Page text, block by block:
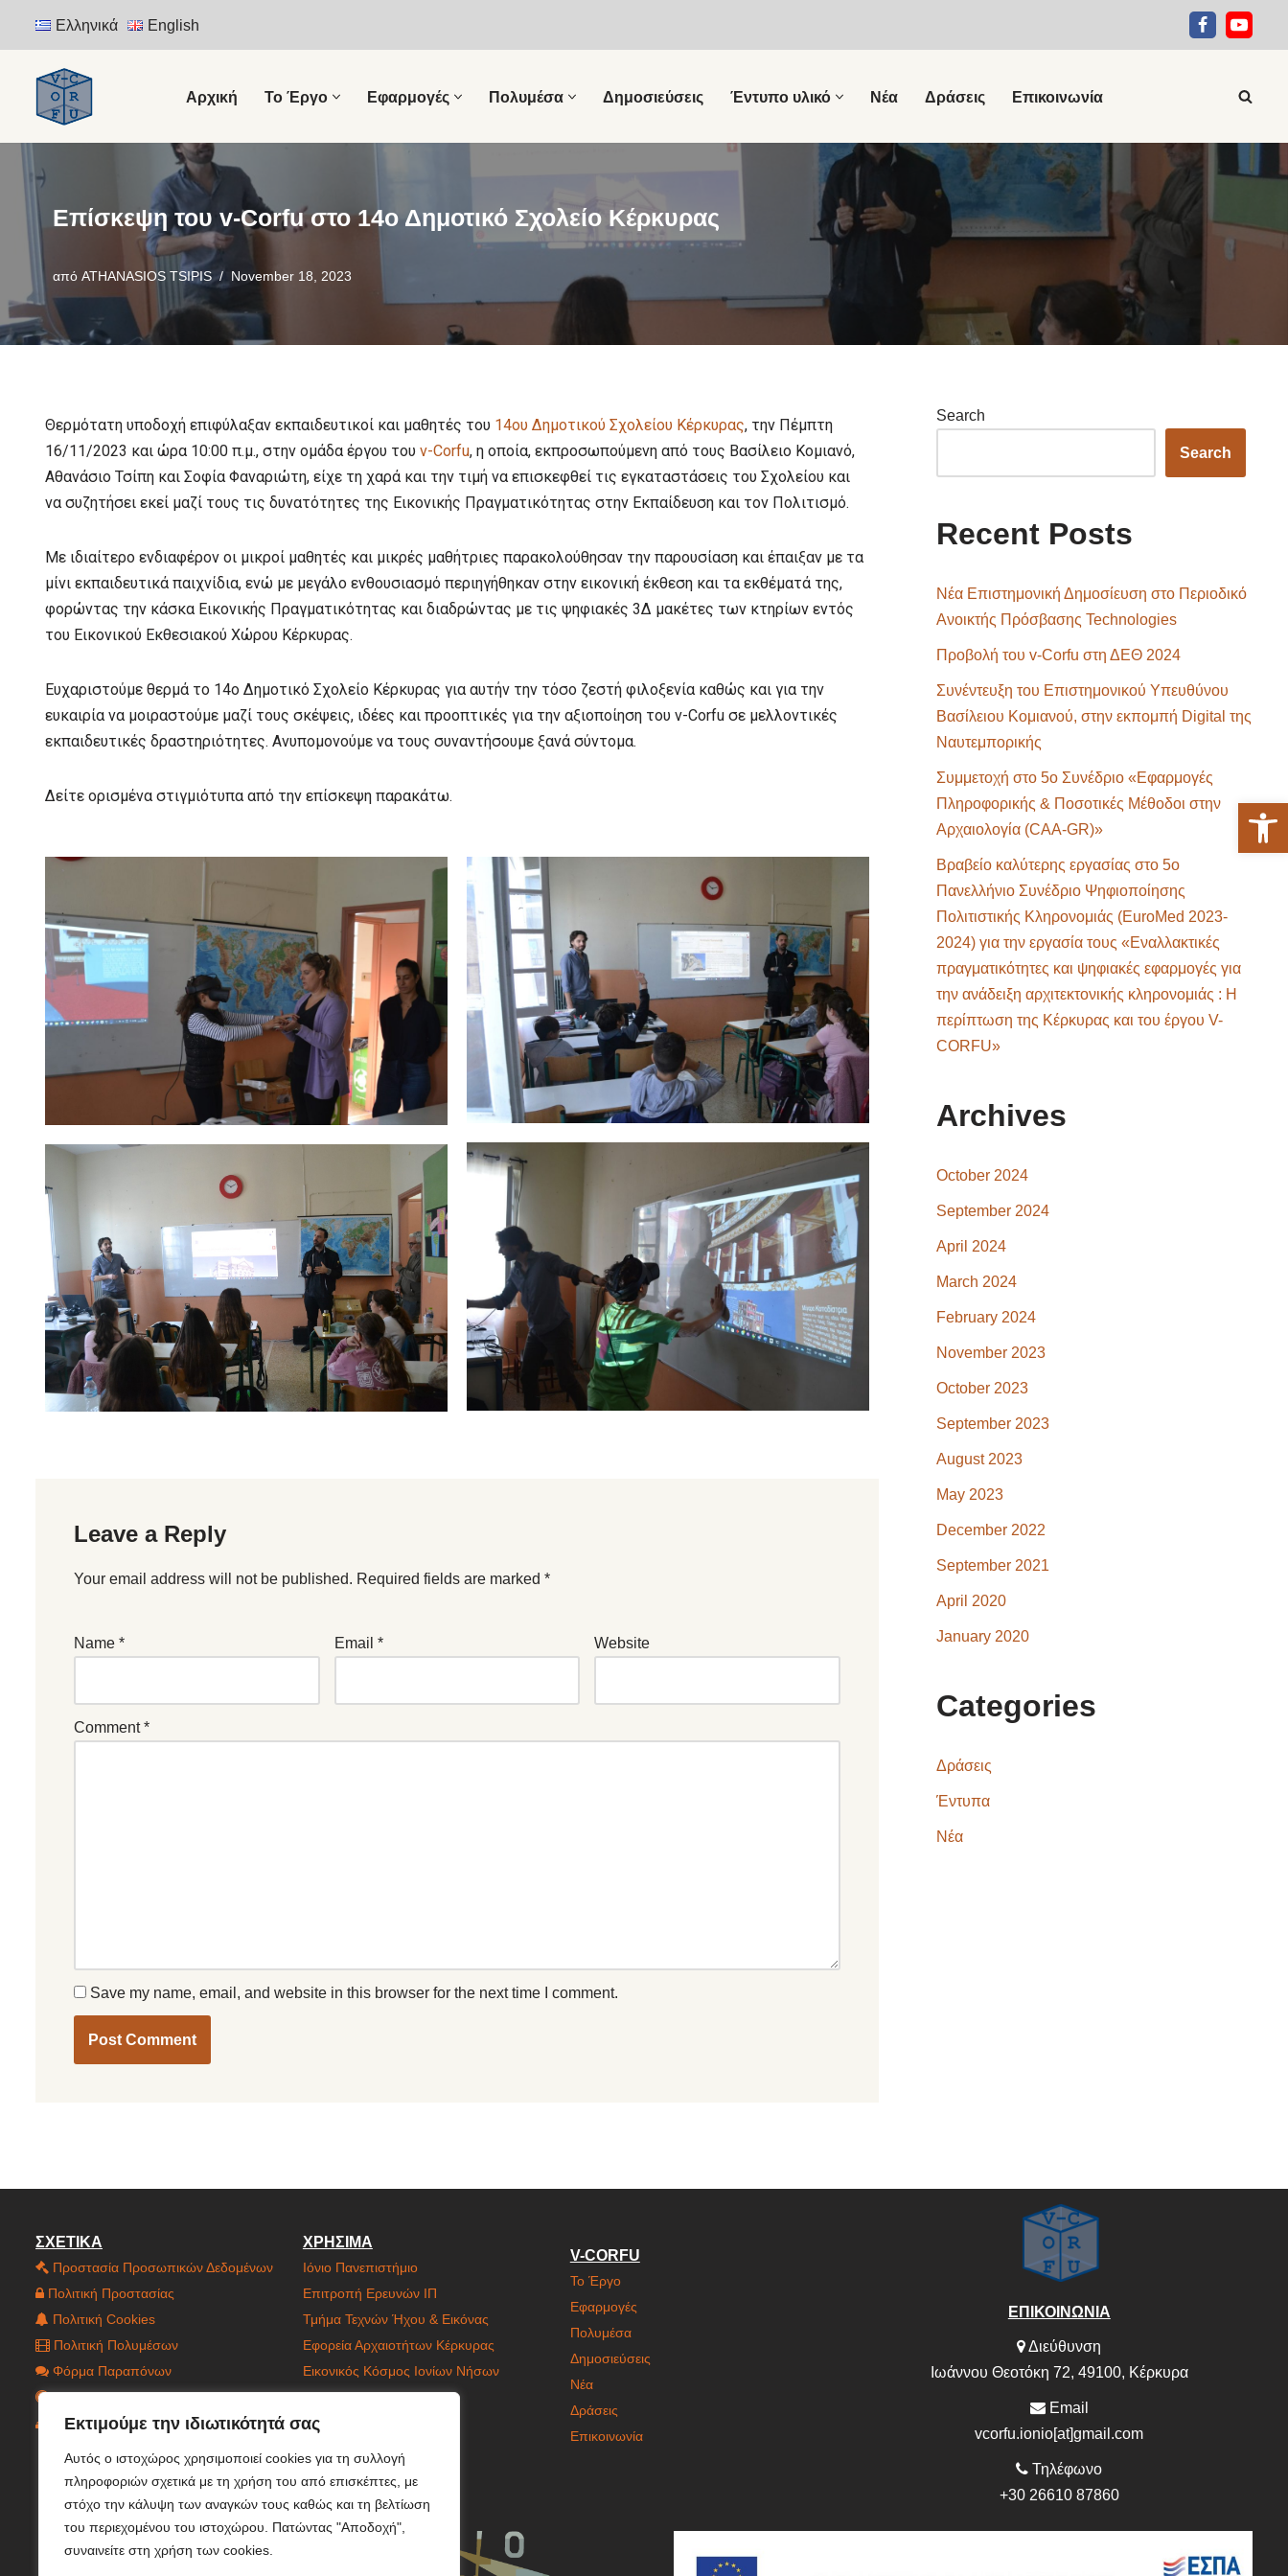
Εκτιμούμε την ιδιωτικότητά σας
Αυτός ο ιστοχώρος χρησιμοποιεί cookies για τη συλλογή
πληροφοριών σχετικά με τη χρήση του από επισκέπτες, με
στόχο την κάλυψη των αναγκών τους καθώς και τη βελτίωση
του περιεχομένου του ιστοχώρου. Πατώντας "Αποδοχή",
συναινείτε στη χρήση των cookies.
Μεταπηδήστε
στο
περιεχόμενο
Ελληνικά English
Αρχική Το Έργο Εφαρμογές Πολυμέσα Δημοσιεύσεις Έντυπο υλικό Νέα Δράσεις Επικοινωνία
Επίσκεψη του v-Corfu στο 14ο Δημοτικό Σχολείο Κέρκυρας
από ATHANASIOS TSIPIS November 18, 2023
Θερμότατη υποδοχή επιφύλαξαν εκπαιδευτικοί και μαθητές του 14ου Δημοτικού Σχολείου Κέρκυρας, την Πέμπτη
16/11/2023 και ώρα 10:00 π.μ., στην ομάδα έργου του v-Corfu, η οποία, εκπροσωπούμενη από τους Βασίλειο Κομιανό,
Αθανάσιο Τσίπη και Σοφία Φαναριώτη, είχε τη χαρά και την τιμή να επισκεφθεί τις εγκαταστάσεις του Σχολείου και
να συζητήσει εκεί μαζί τους τις δυνατότητες της Εικονικής Πραγματικότητας στην Εκπαίδευση και τον Πολιτισμό.
Με ιδιαίτερο ενδιαφέρον οι μικροί μαθητές και μικρές μαθήτριες παρακολούθησαν την παρουσίαση και έπαιξαν με τα
μίνι εκπαιδευτικά παιχνίδια, ενώ με μεγάλο ενθουσιασμό περιηγήθηκαν στην εικονική έκθεση και τα εκθέματά της,
φορώντας την κάσκα Εικονικής Πραγματικότητας και διαδρώντας με τις ψηφιακές 3Δ μακέτες των κτηρίων εντός
του Εικονικού Εκθεσιακού Χώρου Κέρκυρας.
Ευχαριστούμε θερμά το 14ο Δημοτικό Σχολείο Κέρκυρας για αυτήν την τόσο ζεστή φιλοξενία καθώς και για την
ευκαιρία να μοιραστούμε μαζί τους σκέψεις, ιδέες και προοπτικές για την αξιοποίηση του v-Corfu σε μελλοντικές
εκπαιδευτικές δραστηριότητες. Ανυπομονούμε να τους συναντήσουμε ξανά σύντομα.
Δείτε ορισμένα στιγμιότυπα από την επίσκεψη παρακάτω.
Leave a Reply
Your email address will not be published. Required fields are marked *
Name * Email * Website
Comment*
Save my name, email, and website in this browser for the next time I comment.
Search
Search
Recent Posts
Νέα Επιστημονική Δημοσίευση στο Περιοδικό
Ανοικτής Πρόσβασης Technologies
Προβολή του v-Corfu στη ΔΕΘ 2024
Συνέντευξη του Επιστημονικού Υπευθύνου
Βασίλειου Κομιανού, στην εκπομπή Digital της
Ναυτεμπορικής
Συμμετοχή στο 5ο Συνέδριο «Εφαρμογές
Πληροφορικής & Ποσοτικές Μέθοδοι στην
Αρχαιολογία (CAA-GR)»
Βραβείο καλύτερης εργασίας στο 5ο
Πανελλήνιο Συνέδριο Ψηφιοποίησης
Πολιτιστικής Κληρονομιάς (EuroMed 2023-
2024) για την εργασία τους «Εναλλακτικές
πραγματικότητες και ψηφιακές εφαρμογές για
την ανάδειξη αρχιτεκτονικής κληρονομιάς : Η
περίπτωση της Κέρκυρας και του έργου V-
CORFU»
Archives
October 2024
September 2024
April 2024
March 2024
February 2024
November 2023
October 2023
September 2023
August 2023
May 2023
December 2022
September 2021
April 2020
January 2020
Categories
Δράσεις
Έντυπα
Νέα
ΣΧΕΤΙΚΑ
Προστασία Προσωπικών Δεδομένων
Πολιτική Προστασίας
Πολιτική Cookies
Πολιτική Πολυμέσων
Φόρμα Παραπόνων
Δήλωση Προσβασιμότητας
Χάρτης Ιστοτόπου
ΧΡΗΣΙΜΑ
Ιόνιο Πανεπιστήμιο
Επιτροπή Ερευνών ΙΠ
Τμήμα Τεχνών Ήχου & Εικόνας
Εφορεία Αρχαιοτήτων Κέρκυρας
Εικονικός Κόσμος Ιονίων Νήσων
Έργο Holograms
Έργο C.CAGE
V-CORFU
Το Έργο
Εφαρμογές
Πολυμέσα
Δημοσιεύσεις
Νέα
Δράσεις
Επικοινωνία
ΕΠΙΚΟΙΝΩΝΙΑ
Διεύθυνση
Ιωάννου Θεοτόκη 72, 49100, Κέρκυρα
Email
vcorfu.ionio[at]gmail.com
Τηλέφωνο
+30 26610 87860